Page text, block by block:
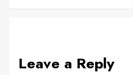
Leave a Reply